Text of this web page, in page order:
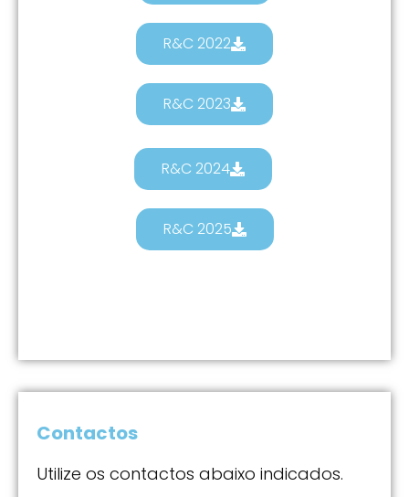
R&C 2022
R&C 2023
R&C 2024
R&C 2025
Contactos
Utilize os contactos abaixo indicados.